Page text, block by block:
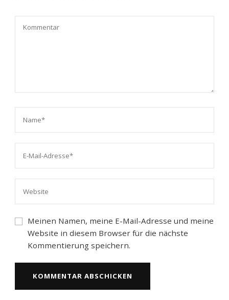
Meinen Namen, meine E-Mail-Adresse und meine
Website in diesem Browser für die nächste
Kommentierung speichern.